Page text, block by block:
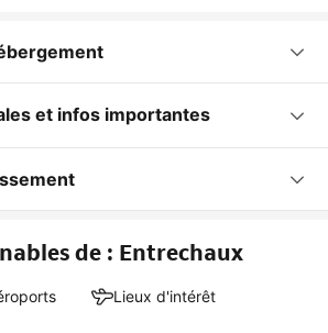
et infos importantes
de : Entrechaux
Lieux d'intérêt